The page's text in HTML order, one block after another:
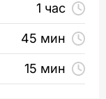
сулугуни
Таким же
пирожки.
1 час
45 мин
15 мин